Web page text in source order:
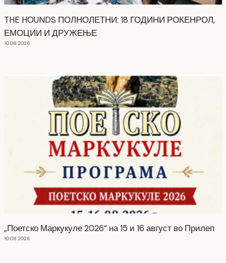
THE HOUNDS ПОЛНОЛЕТНИ: 18 ГОДИНИ РОКЕНРОЛ,
ЕМОЦИИ И ДРУЖЕЊЕ
10.08.2026
„Поетско Маркукуле 2026“ на 15 и 16 август во Прилеп
10.08.2026